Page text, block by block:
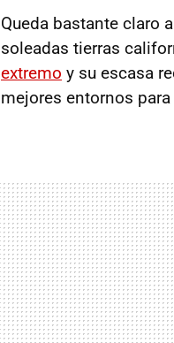
Queda bastante claro
soleadas tierras
extremo y su escasa
mejores entornos